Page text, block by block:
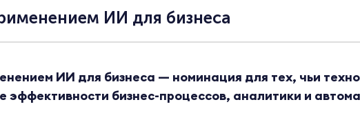
ИИ для бизнеса
ИИ для бизнеса — номинация для тех, чьи
бизнес-процессов, аналитики и